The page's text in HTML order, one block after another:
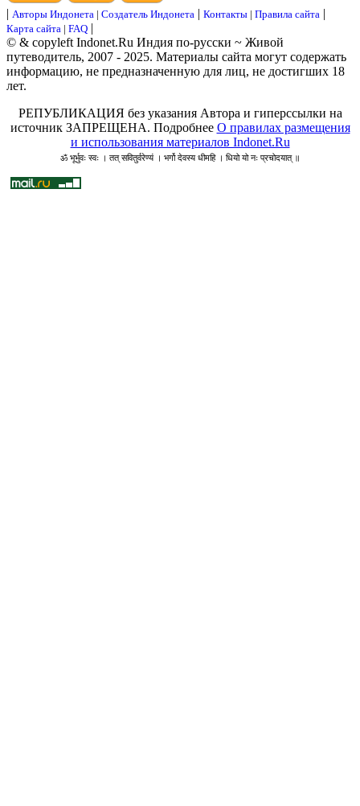
| Авторы Индонета | Создатель Индонета | Контакты | Правила сайта |
Карта сайта | FAQ |
© & copyleft Indonet.Ru Индия по-русски ~ Живой
путеводитель, 2007 - 2025. Материалы сайта могут содержать
информацию, не предназначенную для лиц, не достигших 18
лет.
РЕПУБЛИКАЦИЯ без указания Автора и гиперссылки на
источник ЗАПРЕЩЕНА. Подробнее О правилах размещения
и использования материалов Indonet.Ru
ॐ भूर्भुवः स्वः । तत् सवितुर्वरेण्यं । भर्गो देवस्य धीमहि । धियो यो नः प्रचोदयात् ॥